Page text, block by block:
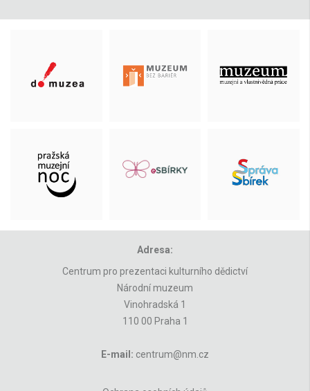
Adresa:
Centrum pro prezentaci kulturního dědictví
Národní muzeum
Vinohradská 1
110 00 Praha 1
E-mail: centrum@nm.cz